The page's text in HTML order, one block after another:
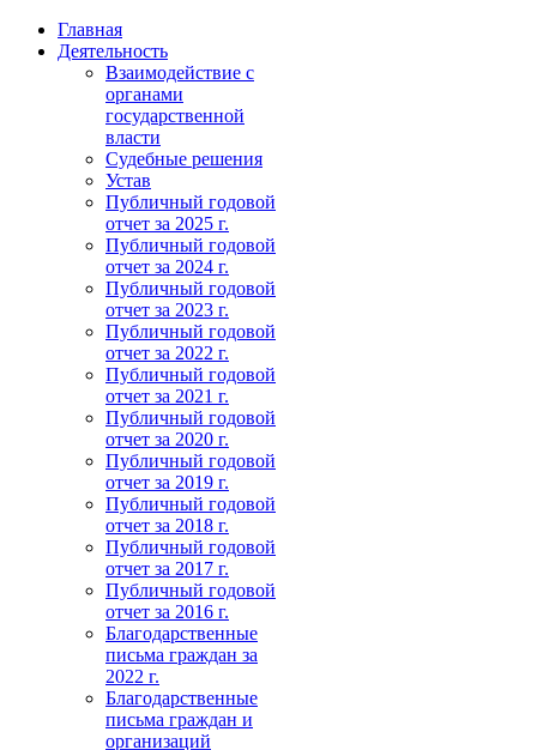
Главная
Деятельность
Взаимодействие с
органами
государственной
власти
Судебные решения
Устав
Публичный годовой
отчет за 2025 г.
Публичный годовой
отчет за 2024 г.
Публичный годовой
отчет за 2023 г.
Публичный годовой
отчет за 2022 г.
Публичный годовой
отчет за 2021 г.
Публичный годовой
отчет за 2020 г.
Публичный годовой
отчет за 2019 г.
Публичный годовой
отчет за 2018 г.
Публичный годовой
отчет за 2017 г.
Публичный годовой
отчет за 2016 г.
Благодарственные
письма граждан за
2022 г.
Благодарственные
письма граждан и
организаций